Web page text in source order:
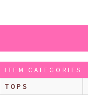
ITEM CATEGORIES
TOPS